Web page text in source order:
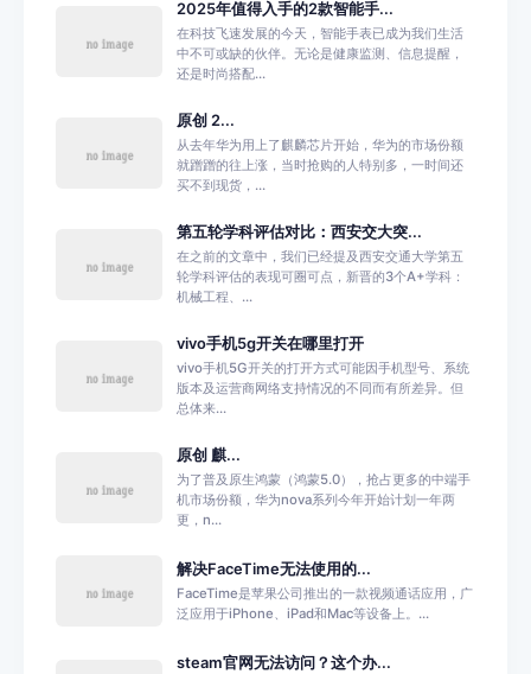
2025年值得入手的2款智能手...
在科技飞速发展的今天，智能手表已成为我们生活
中不可或缺的伙伴。无论是健康监测、信息提醒，
还是时尚搭配...
原创 2...
从去年华为用上了麒麟芯片开始，华为的市场份额
就蹭蹭的往上涨，当时抢购的人特别多，一时间还
买不到现货，...
第五轮学科评估对比：西安交大突...
在之前的文章中，我们已经提及西安交通大学第五
轮学科评估的表现可圈可点，新晋的3个A+学科：
机械工程、...
vivo手机5g开关在哪里打开
vivo手机5G开关的打开方式可能因手机型号、系统
版本及运营商网络支持情况的不同而有所差异。但
总体来...
原创 麒...
为了普及原生鸿蒙（鸿蒙5.0），抢占更多的中端手
机市场份额，华为nova系列今年开始计划一年两
更，n...
解决FaceTime无法使用的...
FaceTime是苹果公司推出的一款视频通话应用，广
泛应用于iPhone、iPad和Mac等设备上。...
steam官网无法访问？这个办...